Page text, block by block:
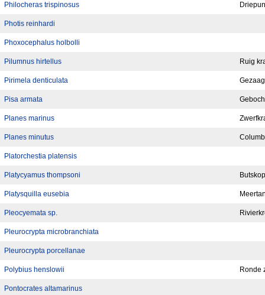
Philocheras trispinosus
Photis reinhardi
Phoxocephalus holbolli
Pilumnus hirtellus Ruig
Pirimela denticulata
Pisa armata
Planes marinus
Planes minutus
Platorchestia platensis
Platycyamus thompsoni
Platysquilla eusebia
Pleocyemata sp.
Pleurocrypta microbranchiata
Pleurocrypta porcellanae
Polybius henslowii Ronde
Pontocrates altamarinus